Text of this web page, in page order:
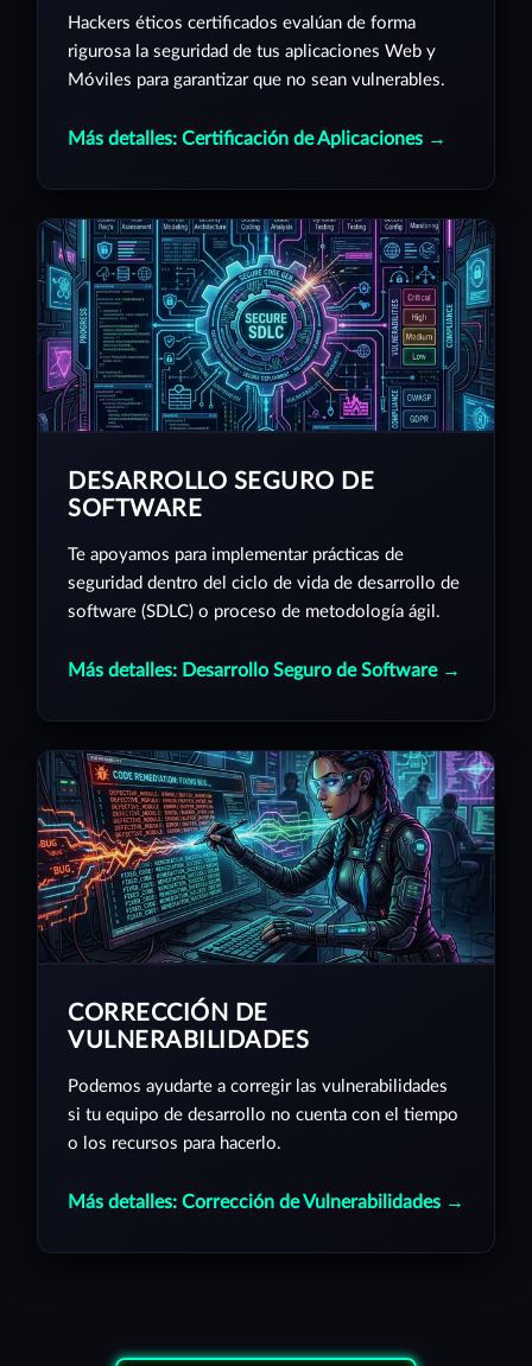
Hackers éticos certificados evalúan de forma
rigurosa la seguridad de tus aplicaciones Web y
Móviles para garantizar que no sean vulnerables.
Más detalles: Certificación de Aplicaciones →
DESARROLLO SEGURO DE
SOFTWARE
Te apoyamos para implementar prácticas de
seguridad dentro del ciclo de vida de desarrollo de
software (SDLC) o proceso de metodología ágil.
Más detalles: Desarrollo Seguro de Software →
CORRECCIÓN DE
VULNERABILIDADES
Podemos ayudarte a corregir las vulnerabilidades
si tu equipo de desarrollo no cuenta con el tiempo
o los recursos para hacerlo.
Más detalles: Corrección de Vulnerabilidades →